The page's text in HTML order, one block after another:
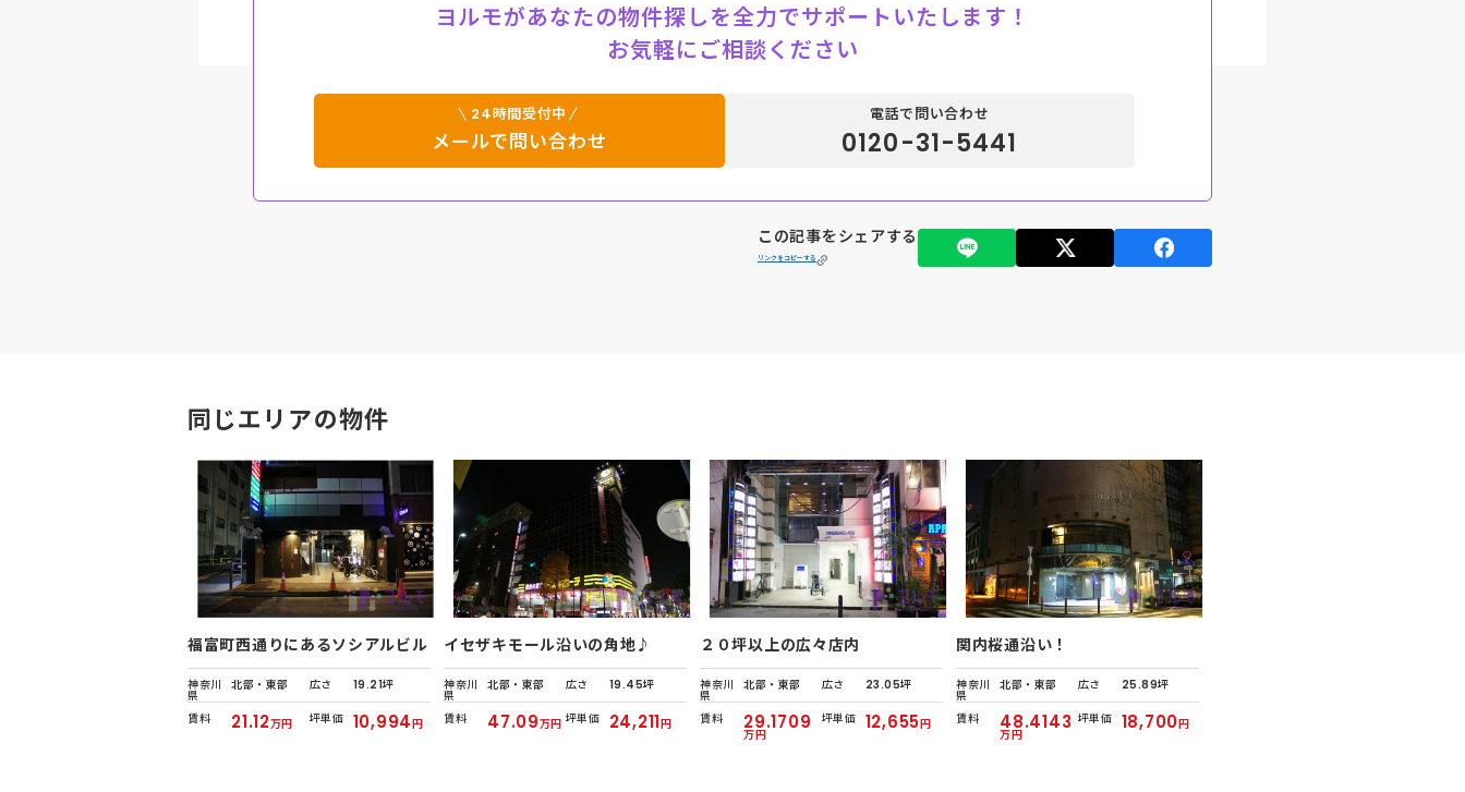
ヨルモがあなたの物件探しを全力でサポートいたします！
お気軽にご相談ください
24時間受付中
メールで問い合わせ
電話で問い合わせ
0120-31-5441
この記事をシェアする
リンクをコピーする
同じエリアの物件
福富町西通りにあるソシアルビル
神奈川
県
北部・東部 広さ 19.21坪
賃料 21.12万円 坪単価 10,994円
イセザキモール沿いの角地♪
神奈川
県
北部・東部 広さ 19.45坪
賃料 47.09万円 坪単価 24,211円
２０坪以上の広々店内
神奈川
県
北部・東部 広さ 23.05坪
賃料 29.1709
万円
坪単価 12,655円
関内桜通沿い！
神奈川
県
北部・東部 広さ 25.89坪
賃料 48.4143
万円
坪単価 18,700円